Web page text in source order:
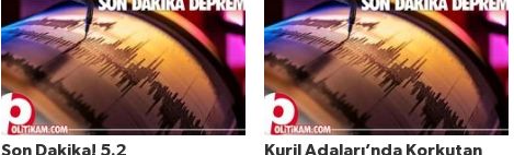
Son Dakika! 5.2
Kuril Adaları’nda Korkutan